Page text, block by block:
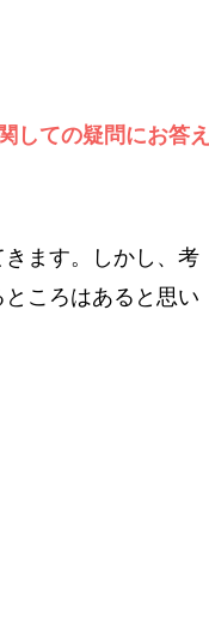
しての疑問にお答え
ます。しかし、考
ころはあると思い